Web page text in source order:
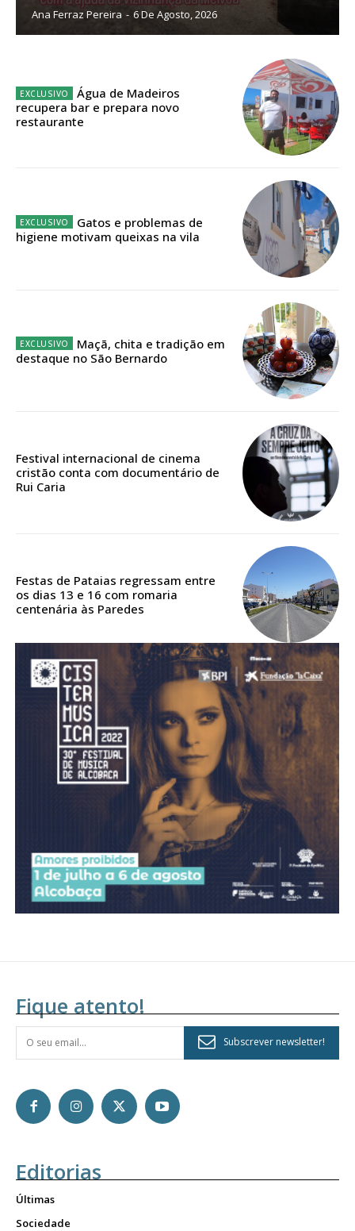
Sendo assinante terá acesso a todos os conteúdos exclusivos e versões
12 meses
Edição em papel entregue à Quinta-feira em sua
Acesso ao conteúdo online
Acesso aos conteúdos Exclusivos para
16€
Acesso ao conteúdo online
Acesso aos conteúdos Exclusivos para
assinantes
Ofertas para assinatura anual
Escolha o plano
Ana Ferraz Pereira - 6 De Agosto, 2026
Água de Madeiros
recupera bar e prepara novo
restaurante
Gatos e problemas de
higiene motivam queixas na vila
Maçã, chita e tradição em
destaque no São Bernardo
Festival internacional de cinema
cristão conta com documentário de
Rui Caria
Festas de Pataias regressam entre
os dias 13 e 16 com romaria
centenária às Paredes
Fique atento!
Subscrever newsletter!
Editorias
Últimas
Sociedade